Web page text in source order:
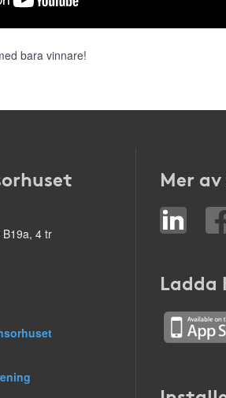
bara vinnare!
4 tr
Mer
Ladda